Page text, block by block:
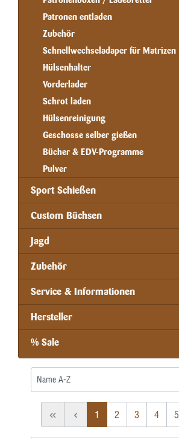
Patronen entladen
Zubehör
Schnellwechseladaper für Matrizen
Hülsenhalter
Vorderlader
Schrot laden
Hülsenreinigung
Geschosse selber gießen
Bücher & EDV-Programme
Pulver
Sport Schießen
Custom Büchsen
Jagd
Zubehör
Service & Informationen
Hersteller
% Sale
1 2 3 4 5